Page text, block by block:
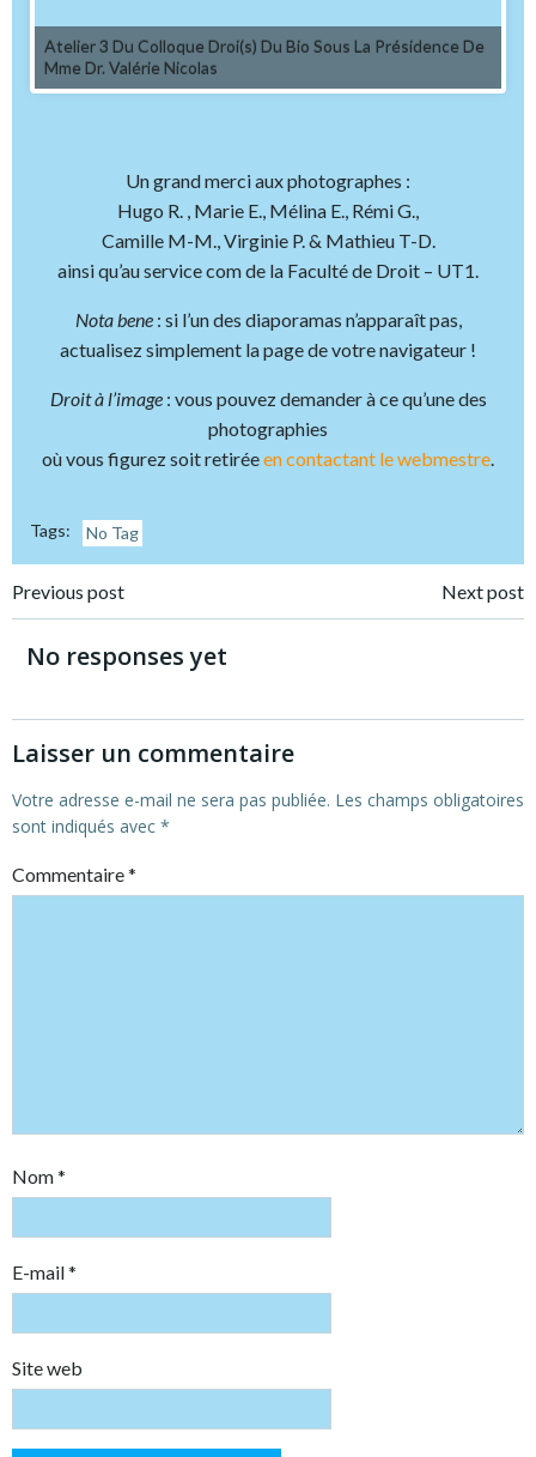
Atelier 3 Du Colloque Droi(s) Du Bio Sous La Présidence De
Mme Dr. Valérie Nicolas
Un grand merci aux photographes :
Hugo R. , Marie E., Mélina E., Rémi G.,
Camille M-M., Virginie P. & Mathieu T-D.
ainsi qu’au service com de la Faculté de Droit – UT1.
Nota bene: si l’un des diaporamas n’apparaît pas,
actualisez simplement la page de votre navigateur !
Droit à l’image: vous pouvez demander à ce qu’une des
photographies
où vous figurez soit retiréeen contactant le webmestre
Tags: No Tag
Post
navigation
Previous post Next post
No responses yet
Laisser un commentaire
Votre adresse e-mail ne sera pas publiée. Les champs obligatoires
sont indiqués avec *
Commentaire*
Nom*
E-mail*
Site web